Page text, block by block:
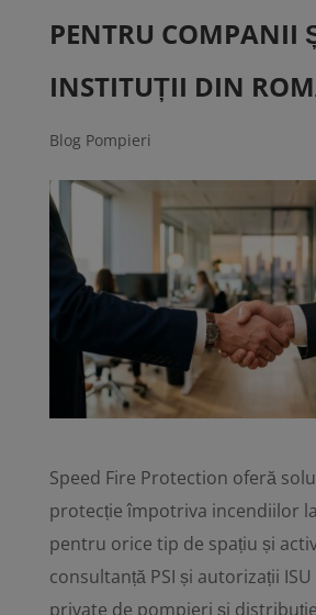
PENTRU COMPANII
INSTITUȚII DIN
Blog Pompieri
Speed Fire Protection oferă
protecție împotriva incendiilor
pentru orice tip de spațiu și
consultanță PSI și autorizații
private de pompieri și